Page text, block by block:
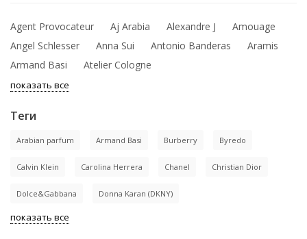
Agent Provocateur Aj Arabia Alexandre J
Amouage
Angel Schlesser
Anna Sui Antonio Banderas
Aramis
Armand Basi
Atelier Cologne
показать все
Теги
Arabian parfum Armand Basi Burberry Byredo
Calvin Klein Carolina Herrera Chanel Christian Dior
Dolce&Gabbana Donna Karan (DKNY)
показать все